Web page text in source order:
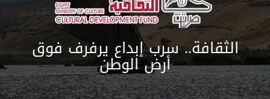
الثقافة.. سرب إبداع يرفرف فوق
أرض الوطن